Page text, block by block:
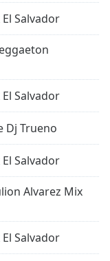
Salvador
Salvador
Dj Trueno
Salvador
Alvarez Mix
Salvador